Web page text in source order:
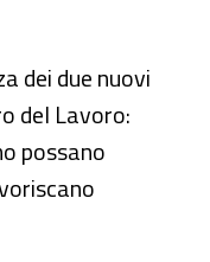
dei due nuovi
del Lavoro:
possano